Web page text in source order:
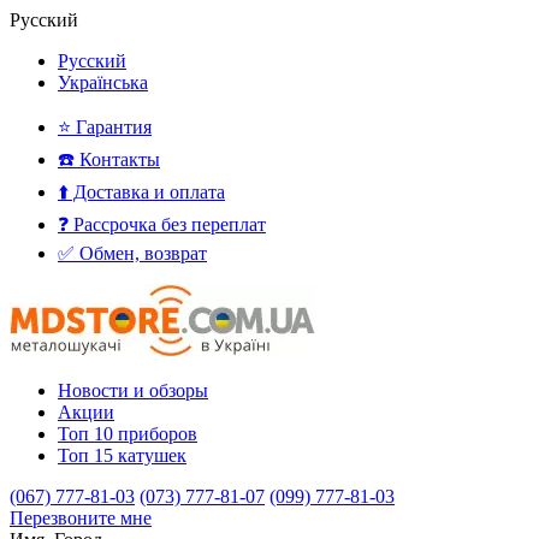
Русский
Русский
Українська
⭐ Гарантия
☎️ Контакты
⬆️ Доставка и оплата
❓ Рассрочка без переплат
✅ Обмен, возврат
Новости и обзоры
Акции
Топ 10 приборов
Топ 15 катушек
(067) 777-81-03 (073) 777-81-07 (099) 777-81-03
Перезвоните мне